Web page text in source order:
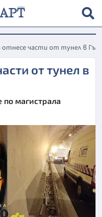
части от тунел в
от тунел в
по магистрала